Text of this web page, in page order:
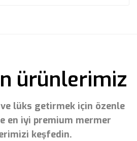
ürünlerimiz
ve lüks getirmek için özenle
en iyi premium mermer
keşfedin.